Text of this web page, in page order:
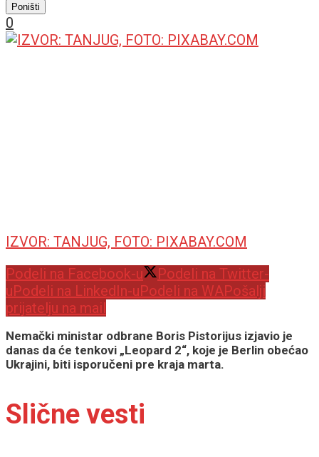
Poništi
0
IZVOR: TANJUG, FOTO: PIXABAY.COM
Podeli na Facebook-u
Podeli na Twitter-
uPodeli na LinkedIn-uPodeli na WAPošalji
prijatelju na mail
Nemački ministar odbrane Boris Pistorijus izjavio je
danas da će tenkovi „Leopard 2“, koje je Berlin obećao
Ukrajini, biti isporučeni pre kraja marta.
Slične vesti